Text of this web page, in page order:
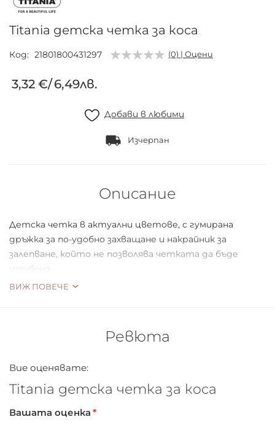
началото
галерия
със
Titania детска четка за коса
Код 21801800431297 (0) | Оцени
3,32 €/6,49лв.
Добави в любими
Изчерпан
Описание
Детска четка в актуални цветове, с гумирана
дръжка за по-удобно захващане и накрайник за
залепване, който не позволява четката да бъде
изгубена.
ВИЖ ПОВЕЧЕ
Ревюта
Вие оценявате:
Titania детска четка за коса
Вашата оценка